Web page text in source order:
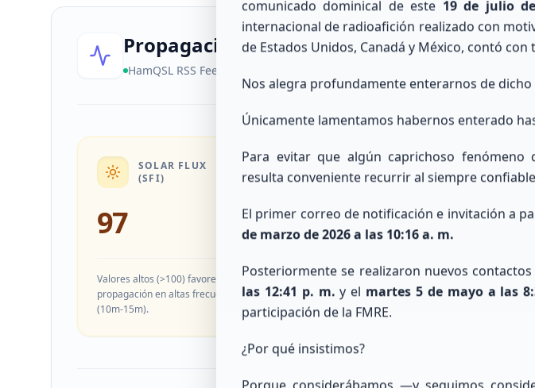
Propagación Solar Calculando...
HamQSL RSS Feed
SOLAR FLUX
(SFI)
97
Valores altos (>100) favorecen la
propagación en altas frecuencias
(10m-15m).
A-INDEX
4
Promedio diario de actividad
geomagnética. Menor es mejor (<10).
comunicado dominical de este 19 de julio
internacional de radioafición realizado con
de Estados Unidos, Canadá y México, contó
Nos alegra profundamente enterarnos de dicho
Únicamente lamentamos habernos enterado
Para evitar que algún caprichoso
resulta conveniente recurrir al siempre confiable
El primer correo de notificación e invitación a
de marzo de 2026 a las 10:16 a. m.
Posteriormente se realizaron nuevos
las 12:41 p. m. y el martes 5 de mayo a las
participación de la FMRE.
¿Por qué insistimos?